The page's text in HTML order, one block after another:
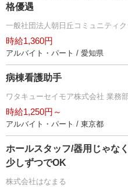
格優遇
一般社団法人朝日丘コミュニティ
時給1,360円
アルバイト・パート / 愛知県
病棟看護助手
ワタキューセイモア株式会社 業務部
時給1,250円～
アルバイト・パート / 東京都
ホールスタッフ/器用じゃな
少しずつでOK
株式会社はなまる